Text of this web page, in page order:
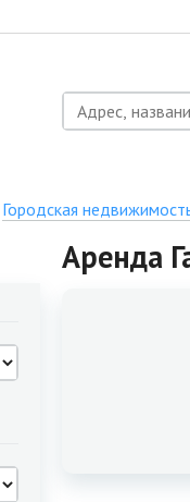
Городская
Аренда